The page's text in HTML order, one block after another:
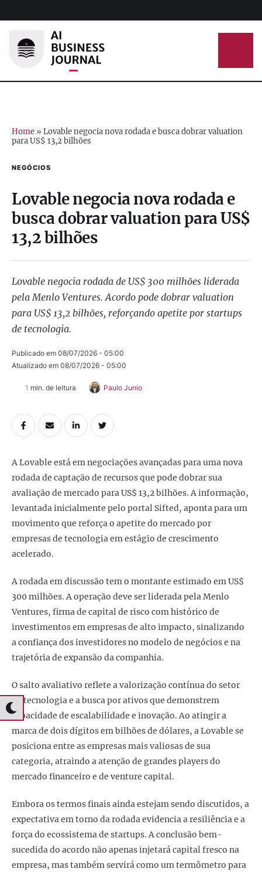
Home » Lovable negocia nova rodada e busca dobrar valuation
para US$ 13,2 bilhões
NEGÓCIOS
Lovable negocia nova rodada e
busca dobrar valuation para US$
13,2 bilhões
Lovable negocia rodada de US$ 300 milhões liderada
pela Menlo Ventures. Acordo pode dobrar valuation
para US$ 13,2 bilhões, reforçando apetite por startups
de tecnologia.
Publicado em 08/07/2026 - 05:00
Atualizado em 08/07/2026 - 05:00
1 min. de leitura Paulo Junio
A Lovable está em negociações avançadas para uma nova
rodada de captação de recursos que pode dobrar sua
avaliação de mercado para US$ 13,2 bilhões. A informação,
levantada inicialmente pelo portal Sifted, aponta para um
movimento que reforça o apetite do mercado por
empresas de tecnologia em estágio de crescimento
acelerado.
A rodada em discussão tem o montante estimado em US$
300 milhões. A operação deve ser liderada pela Menlo
Ventures, firma de capital de risco com histórico de
investimentos em empresas de alto impacto, sinalizando
a confiança dos investidores no modelo de negócios e na
trajetória de expansão da companhia.
O salto avaliativo reflete a valorização contínua do setor
de tecnologia e a busca por ativos que demonstrem
capacidade de escalabilidade e inovação. Ao atingir a
marca de dois dígitos em bilhões de dólares, a Lovable se
posiciona entre as empresas mais valiosas de sua
categoria, atraindo a atenção de grandes players do
mercado financeiro e de venture capital.
Embora os termos finais ainda estejam sendo discutidos, a
expectativa em torno da rodada evidencia a resiliência e a
força do ecossistema de startups. A conclusão bem-
sucedida do acordo não apenas injetará capital fresco na
empresa, mas também servirá como um termômetro para